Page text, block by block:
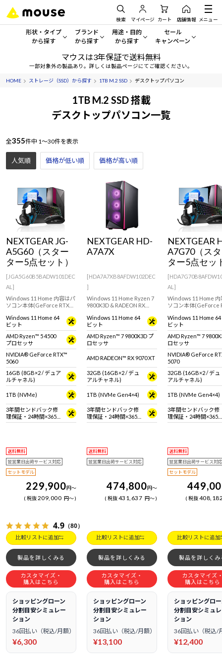
検索 マイページ カート 店舗情報 メニュー
形状・タイプ
から探す
形状・タイプから探す をすべてみる
デスクトップPC
サーバー
ディスプレイ
Windows 11
ブランド
から探す
mouse
G TUNE
MousePro
| Copilot+ PC
用途・目的
から探す
一般向けパソコン
ゲーミングPC・ゲーム向けパソコン
クリエイティブ向け
学習向けパソコン
スペック/パーツ別
AIおすすめパソコン
Windows 11
セール
キャンペーン
セール・キャンペー
期間限定セール
アウトレットパソコン
Copilot+ PC
マウスは3年保証で送料無料
一部対象外の製品あり。詳しくは製品ページにてご確認ください。
HOME ストレージ（SSD）から探す 1TB M.2 SSD デスクトップパソコン
1TB M.2 SSD 搭載
デスクトップパソコン一覧
全355件中 1～30件を表示
人気順 価格が低い順 価格が高い順
NEXTGEAR JG-
A5G60（スター
ター5点セット）
[JGA5G60B5BADW101DEC
AL]
Windows 11 Home 内容はパ
ソコン本体(GeForce RTX
ード、ヘッドセット、液晶
ディスプレイです。※Wi-Fi
モジュールは非搭載です。
Windows 11 Home 64
ビット
AMD Ryzen™ 5 4500
プロセッサ
NVIDIA® GeForce RTX™
5060
16GB (8GB×2 / デュア
ルチャネル)
1TB (NVMe)
3年間センドバック修
理保証・24時間×365
日電話サポート
送料無料
翌営業日出荷サービス対応
セットモデル
229,900円～
税抜209,000 円～
4.9 （80）
比較リストに追加
製品を詳しくみる
カスタマイズ・
購入はこちら
ショッピングローン
分割目安シミュレー
ション
36回払い（税込/月額）
¥6,300
NEXTGEAR HD-
A7A7X
[HDA7A7XB8AFDW102DEC
]
Windows 11 Home Ryzen 7
9800X3D & RADEON RX
タワー型ゲーミングデスク
トップPC。『Minecraft:
Java & Bedrock Edition for
PC』付属。※モニタ・マウ
ス・キーボードは別売りで
Windows 11 Home 64
ビット
AMD Ryzen™ 7 9800X3D プ
ロセッサ
AMD RADEON™ RX 9070 XT
32GB (16GB×2 / デュ
アルチャネル)
1TB (NVMe Gen4×4)
3年間センドバック修
理保証・24時間×365
日電話サポート
送料無料
翌営業日出荷サービス対応
474,800円～
税抜431,637 円～
比較リストに追加
製品を詳しくみる
カスタマイズ・
購入はこちら
ショッピングローン
分割目安シミュレー
ション
36回払い（税込/月額）
¥13,100
NEXTGEAR
A7G70（ス
ター5点セッ
AL]
Windows 11 Home 内容はパ
ソコン本体(GeForce
ード、ヘッドセット
ディスプレイです。
モジュールは非搭載
Windows 11 Home 64
ビット
AMD Ryzen™ 7
ロセッサ
NVIDIA® GeForce
5070
32GB (16GB×2 / デュ
アルチャネル)
1TB (NVMe Gen4×4)
3年間センドバック修
理保証・24時間×365
日電話サポート
送料無料
翌営業日出荷サービス対応
セットモデル
税抜
比較リストに追加
製品を詳しくみ
カスタマイズ
購入はこちら
ショッピングロ
分割目安シミュ
ション
36回払い（税込/
¥12,400